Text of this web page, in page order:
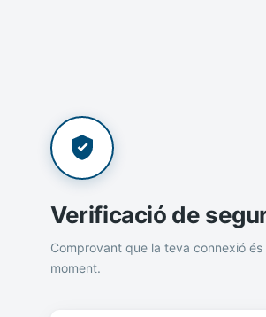
Verificació de
Comprovant que la teva connexió és
moment.